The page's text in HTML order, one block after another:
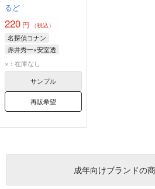
るど
220 円 （税込）
名探偵コナン
赤井秀一×安室透
×：在庫なし
サンプル
再販希望
成年向けブランドの